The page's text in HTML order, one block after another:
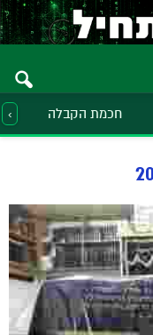
חכמת הקבלה ‹